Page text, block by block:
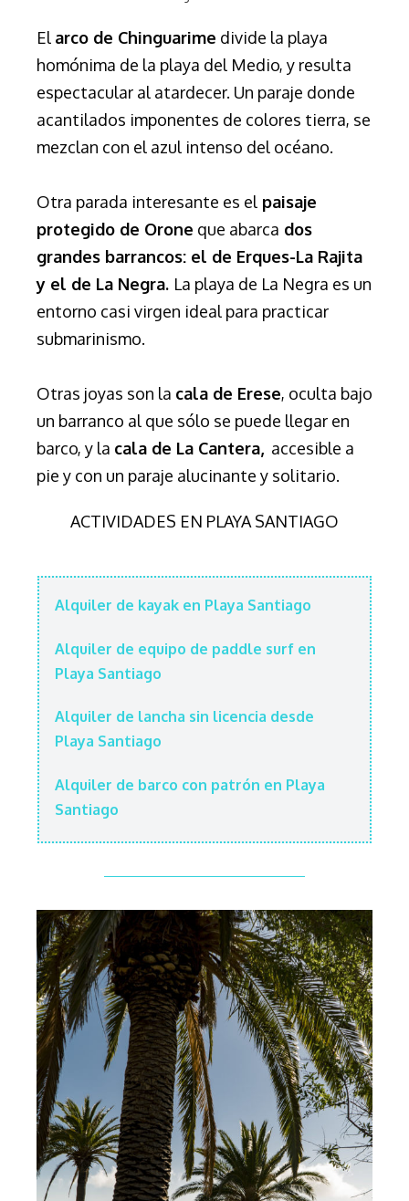
El arco de Chinguarime divide la playa
homónima de la playa del Medio, y resulta
espectacular al atardecer. Un paraje donde
acantilados imponentes de colores tierra, se
mezclan con el azul intenso del océano.
Otra parada interesante es el paisaje
protegido de Orone que abarca dos
grandes barrancos: el de Erques-La Rajita
y el de La Negra. La playa de La Negra es un
entorno casi virgen ideal para practicar
submarinismo.
Otras joyas son la cala de Erese, oculta bajo
un barranco al que sólo se puede llegar en
barco, y la cala de La Cantera, accesible a
pie y con un paraje alucinante y solitario.
ACTIVIDADES EN PLAYA SANTIAGO
Alquiler de kayak en Playa Santiago
Alquiler de equipo de paddle surf en
Playa Santiago
Alquiler de lancha sin licencia desde
Playa Santiago
Alquiler de barco con patrón en Playa
Santiago